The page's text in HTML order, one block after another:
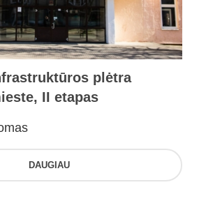
plėtra
II etapas
DAUGIAU